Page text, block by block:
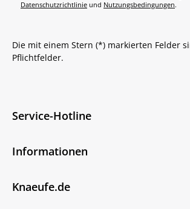
Datenschutzrichtlinie und Nutzungsbedingungen.
Die mit einem Stern (*) markierten Felder
Pflichtfelder.
Service-Hotline
Informationen
Knaeufe.de